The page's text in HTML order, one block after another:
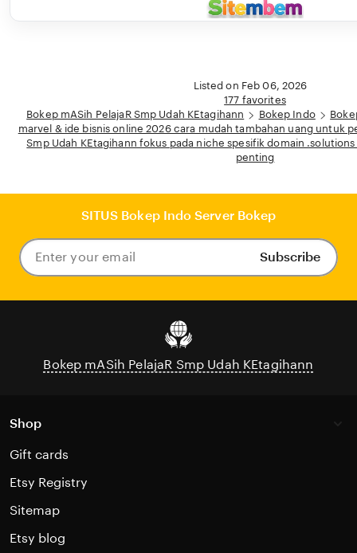
Listed on Feb 06, 2026
177 favorites
Bokep mASih PelajaR Smp Udah KEtagihann
Bokep Indo
marvel & ide bisnis online 2026 cara mudah tambahan uang untuk
Smp Udah KEtagihann fokus pada niche spesifik domain
penting
SITUS Bokep Indo Server Bokep
Enter
your
Subscribe
Bokep mASih PelajaR Smp Udah KEtagihann
Shop
Gift cards
Etsy Registry
Sitemap
Etsy blog